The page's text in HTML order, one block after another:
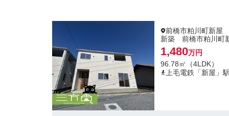
前橋市粕川町新屋
新築 前橋市粕川町
1,480万円
96.78㎡（4LDK）
上毛電鉄「新屋」